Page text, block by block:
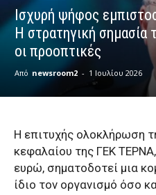
Ισχυρή ψήφος
Η στρατηγική
οι προοπτικές
Από newsroom2 - 1 Ιουλίου 2026
Η επιτυχής ολοκλήρωση
κεφαλαίου της ΓΕΚ
ευρώ, σηματοδοτεί μια
ίδιο τον οργανισμό όσο